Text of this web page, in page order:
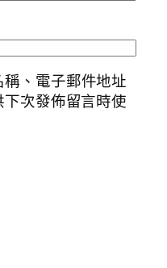
、電子郵件地址
次發佈留言時使